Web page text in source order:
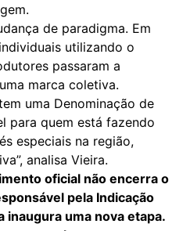
de paradigma. Em
utilizando o
passaram a
marca coletiva.
uma Denominação de
para quem está fazendo
especiais na região,
analisa Vieira.
oficial não encerra o
pela Indicação
inaugura uma nova etapa.